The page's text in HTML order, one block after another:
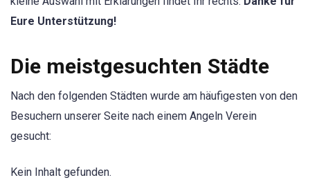
Eure Unterstützung!
Die meistgesuchten Städte
Nach den folgenden Städten wurde am häufigesten von den
Besuchern unserer Seite nach einem Angeln Verein
gesucht:
Kein Inhalt gefunden.